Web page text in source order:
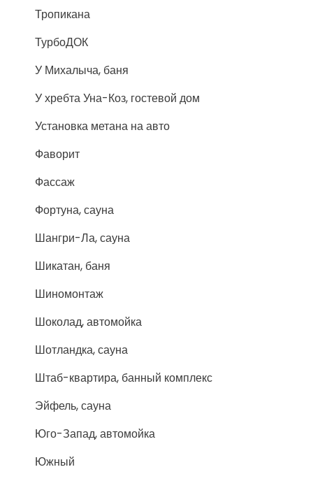
Тропикана
ТурбоДОК
У Михалыча, баня
У хребта Уна-Коз, гостевой дом
Установка метана на авто
Фаворит
Фассаж
Фортуна, сауна
Шангри-Ла, сауна
Шикатан, баня
Шиномонтаж
Шоколад, автомойка
Шотландка, сауна
Штаб-квартира, банный комплекс
Эйфель, сауна
Юго-Запад, автомойка
Южный